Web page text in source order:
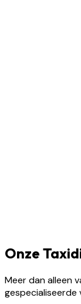
Onze
Meer dan alleen
gespecialiseerde